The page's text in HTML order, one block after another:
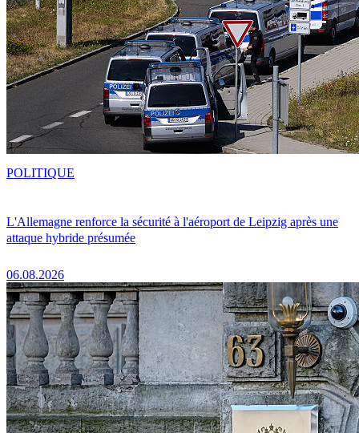
L'Allemagne renforce la sécurité à l'aéroport de Leipzig après une
attaque hybride présumée
06.08.2026
POLITIQUE